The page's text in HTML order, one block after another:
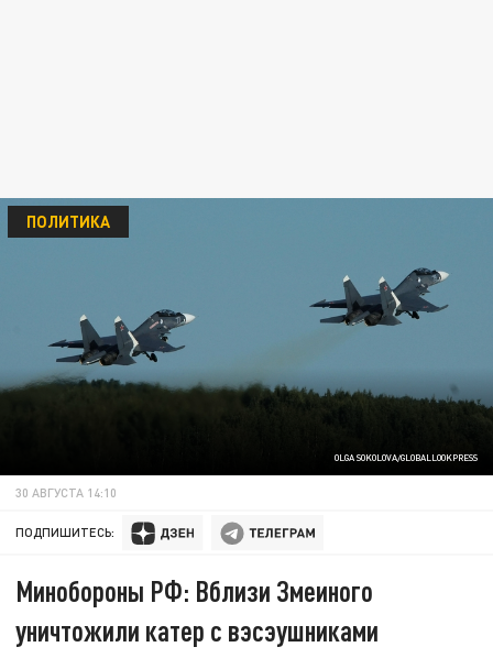
OLGA SOKOLOVA/GLOBALLOOKPRESS
ПОЛИТИКА
30 АВГУСТА 14:10
ПОДПИШИТЕСЬ:
Минобороны РФ: Вблизи Змеиного
уничтожили катер с вэсэушниками